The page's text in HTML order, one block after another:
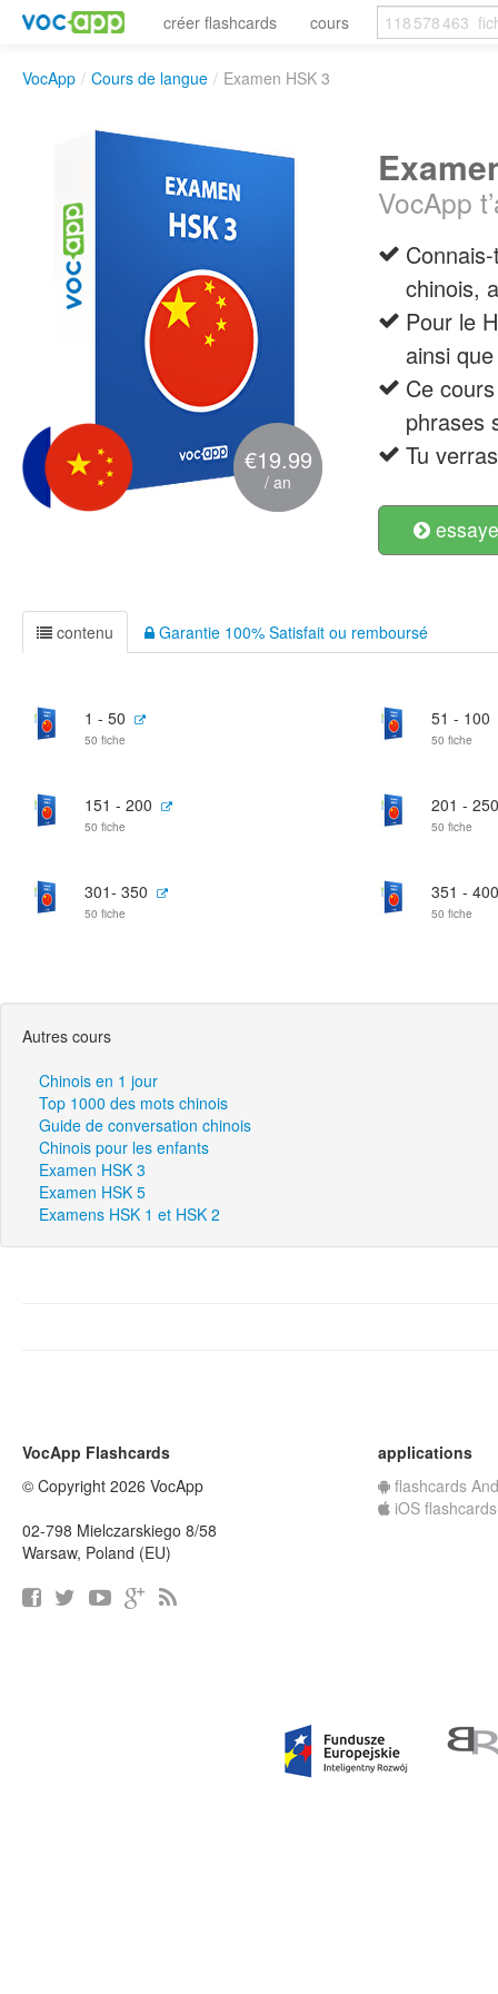
créer flashcards cours
VocApp / Cours de langue / Examen HSK 3
€19.99
/ an
VocApp
chinois,
Pour le
ainsi
Ce
phrases
Tu
contenu Garantie 100% Satisfait ou remboursé
1 - 50
50 fiche
51 - 100
50 fiche
151 - 200
50 fiche
201 - 250
50 fiche
301- 350
50 fiche
351 - 400
50 fiche
Autres cours
Chinois en 1 jour
Top 1000 des mots chinois
Guide de conversation chinois
Chinois pour les enfants
Examen HSK 3
Examen HSK 5
Examens HSK 1 et HSK 2
VocApp Flashcards
© Copyright 2026 VocApp
02-798 Mielczarskiego 8/58
Warsaw, Poland (EU)
applications
flashcards
iOS flashcards